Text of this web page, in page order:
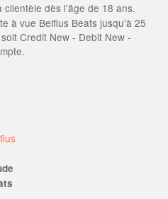
clientèle dès l'âge de 18 ans.
à vue Belfius Beats jusqu'à 25
Credit New - Debit New -